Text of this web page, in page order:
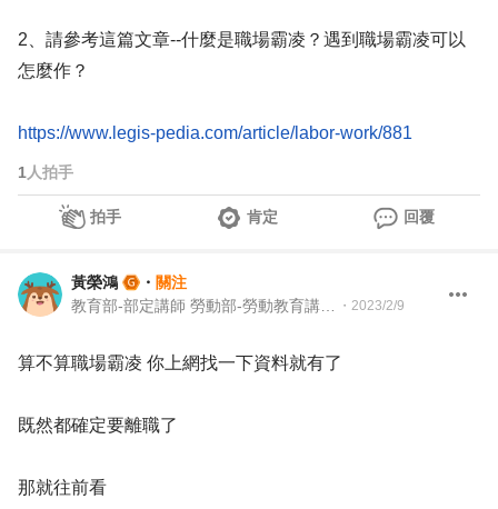
2、請參考這篇文章--什麼是職場霸凌？遇到職場霸凌可以
怎麼作？
https://www.legis-pedia.com/article/labor-work/881
1 人拍手
拍手 肯定 回覆
黃榮鴻 ・ 關注
・ 2023/2/9
算不算職場霸凌 你上網找一下資料就有了
既然都確定要離職了
那就往前看